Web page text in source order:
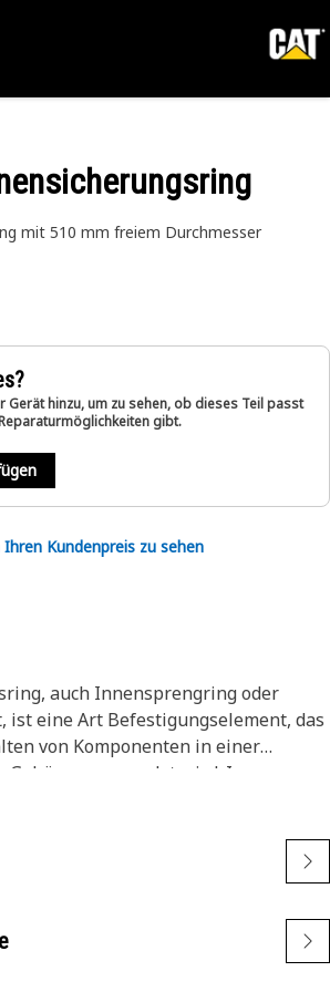
mit 510 mm freiem Durchmesser
Gerät hinzu, um zu sehen, ob dieses Teil passt
gibt.
Kundenpreis zu sehen
auch Innensprengring oder
ist eine Art Befestigungselement, das
von Komponenten in einer
verwendet wird. Im
die über eine Welle
installiert, um Komponenten an
Komponenten innerhalb einer
Gehäuses zu verhindern. Er fungiert
hält Komponenten wie Lager,